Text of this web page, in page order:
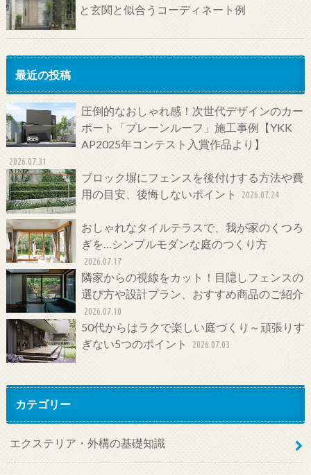
と玄関と似合うコーディネート例
最近の投稿
圧倒的なおしゃれ感！次世代デザインのカー
ポート「プレーンルーフ」施工事例【YKK
AP2025年コンテスト入賞作品より】
2026.07.31
ブロック塀にフェンスを後付けする方法や費
用の目安、後悔しないポイント
2026.07.24
おしゃれなタイルテラスで、我が家のくつろ
ぎを…シンプルモダンな庭のつくり方
2026.07.17
隣家からの視線をカット！目隠しフェンスの
選び方や設計プラン、おすすめ商品のご紹介
2026.07.10
50代からはラクで楽しい庭づくり～頑張りす
ぎない5つのポイント
2026.07.03
カテゴリー
エクステリア・外構の基礎知識